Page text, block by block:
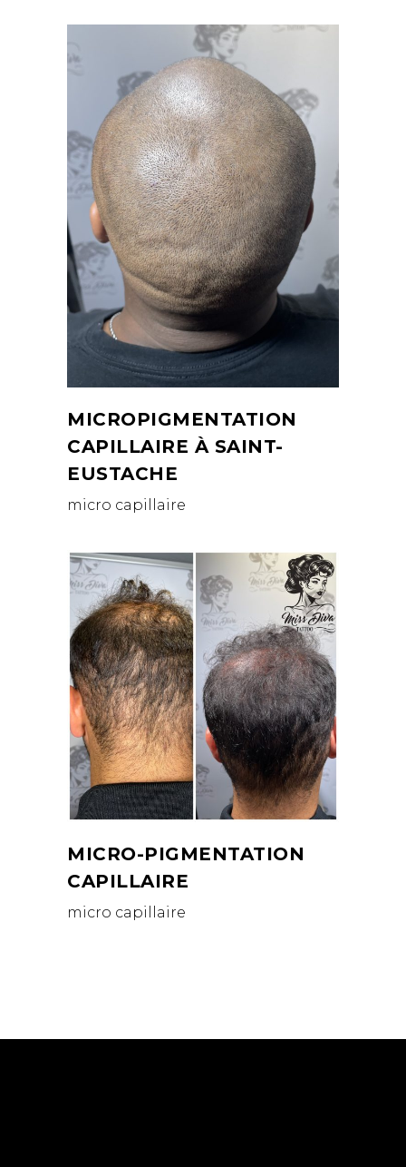
MICROPIGMENTATION
CAPILLAIRE À SAINT-
EUSTACHE
micro capillaire
MICRO-PIGMENTATION
CAPILLAIRE
micro capillaire